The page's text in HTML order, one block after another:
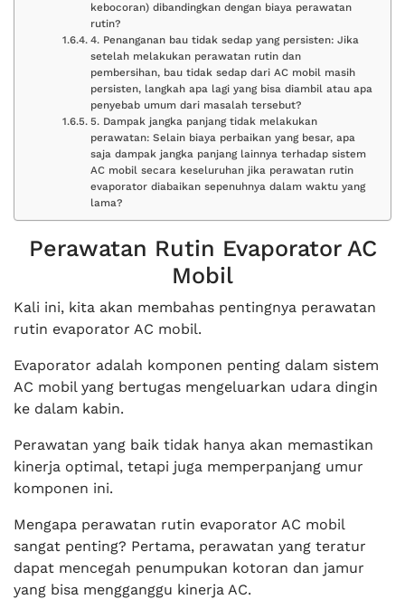
kebocoran) dibandingkan dengan biaya perawatan
rutin?
4. Penanganan bau tidak sedap yang persisten: Jika
setelah melakukan perawatan rutin dan
pembersihan, bau tidak sedap dari AC mobil masih
persisten, langkah apa lagi yang bisa diambil atau apa
penyebab umum dari masalah tersebut?
5. Dampak jangka panjang tidak melakukan
perawatan: Selain biaya perbaikan yang besar, apa
saja dampak jangka panjang lainnya terhadap sistem
AC mobil secara keseluruhan jika perawatan rutin
evaporator diabaikan sepenuhnya dalam waktu yang
lama?
Perawatan Rutin Evaporator AC
Mobil
Kali ini, kita akan membahas pentingnya perawatan
rutin evaporator AC mobil.
Evaporator adalah komponen penting dalam sistem
AC mobil yang bertugas mengeluarkan udara dingin
ke dalam kabin.
Perawatan yang baik tidak hanya akan memastikan
kinerja optimal, tetapi juga memperpanjang umur
komponen ini.
Mengapa perawatan rutin evaporator AC mobil
sangat penting? Pertama, perawatan yang teratur
dapat mencegah penumpukan kotoran dan jamur
yang bisa mengganggu kinerja AC.